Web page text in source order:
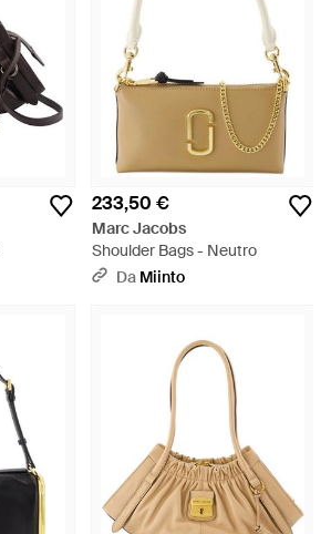
233,50 €
Marc Jacobs
Shoulder Bags - Neutro
Da Miinto